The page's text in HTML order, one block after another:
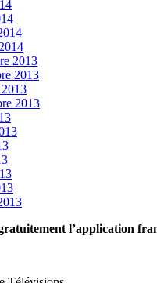
2013
2013
2013
l’application